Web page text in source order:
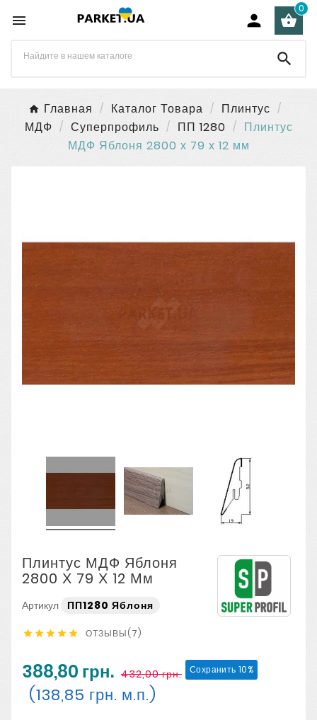
  
0

Главная Каталог Товара
Плинтус
МДФ
Суперпрофиль ПП 1280
Плинтус
МДФ Яблоня 2800 х 79 х 12 мм
Плинтус МДФ Яблоня
2800 Х 79 Х 12 Мм
Артикул ПП1280 Яблоня
     ОТЗЫВЫ(7)
388,80 грн. 432,00 грн. Сохранить 10%
(138,85 грн. м.п.)